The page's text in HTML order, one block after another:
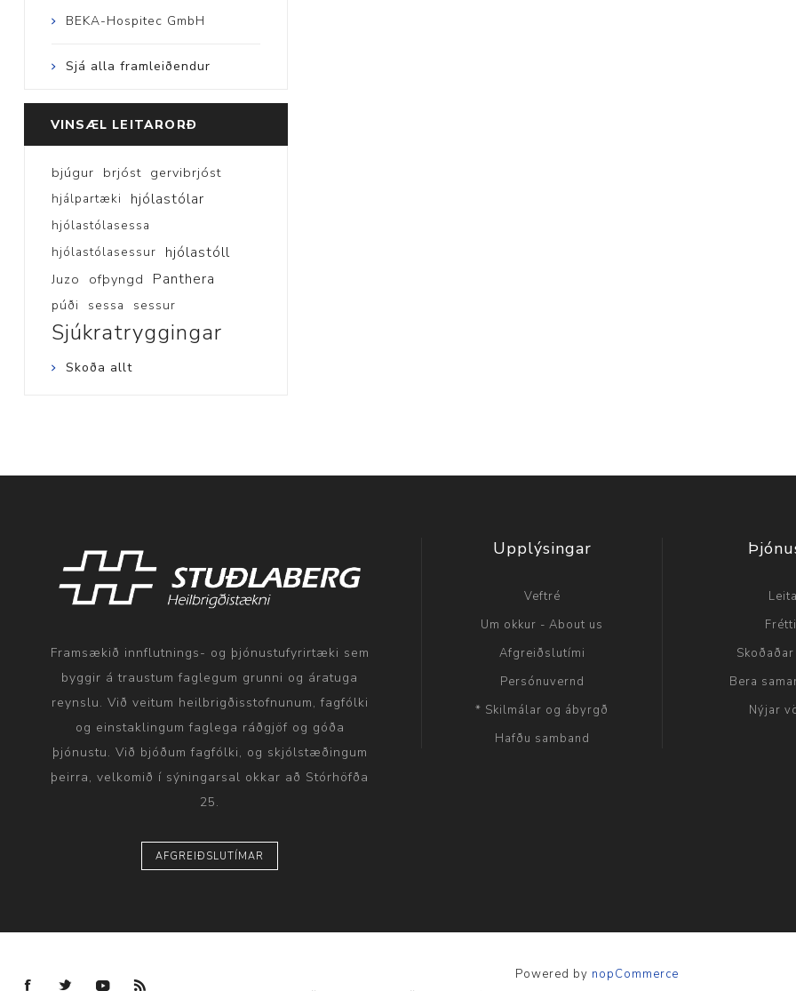
BEKA-Hospitec GmbH
Sjá alla framleiðendur
VINSÆL LEITARORÐ
bjúgur brjóst gervibrjóst
hjálpartæki hjólastólar
hjólastólasessa
hjólastólasessur
hjólastóll
Juzo ofþyngd Panthera
púði sessa sessur
Sjúkratryggingar
Skoða allt
Framsækið innflutnings- og þjónustufyrirtæki sem
byggir á traustum faglegum grunni og áratuga
reynslu. Við veitum heilbrigðisstofnunum, fagfólki
og einstaklingum faglega ráðgjöf og góða
þjónustu. Við bjóðum fagfólki, og skjólstæðingum
þeirra, velkomið í sýningarsal okkar að Stórhöfða
25.
AFGREIÐSLUTÍMAR
Upplýsingar
Veftré
Um okkur - About us
Afgreiðslutími
Persónuvernd
* Skilmálar og ábyrgð
Hafðu samband
Bera
Nýjar
Powered by nopCommerce